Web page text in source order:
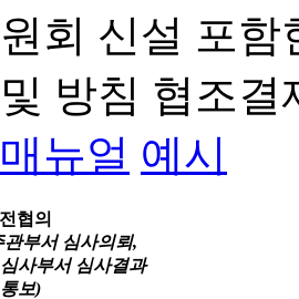
원회 신설 포
및 방침 협조결
매뉴얼 예시
협의
관부서 심사의뢰,
심사부서 심사결과
통보)